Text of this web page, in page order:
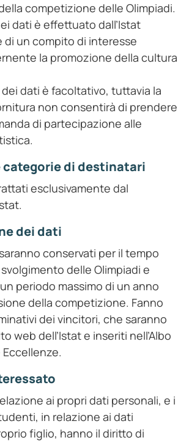
competizione delle Olimpiadi.
dati è effettuato dall’Istat
di un compito di interesse
la promozione della cultura
dati è facoltativo, tuttavia la
non consentirà di prendere
di partecipazione alle
categorie di destinatari
esclusivamente dal
dei dati
conservati per il tempo
delle Olimpiadi e
periodo massimo di un anno
della competizione. Fanno
dei vincitori, che saranno
web dell’Istat e inseriti nell’Albo
ai propri dati personali, e i
in relazione ai dati
figlio, hanno il diritto di